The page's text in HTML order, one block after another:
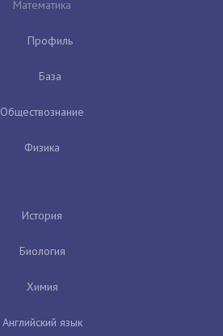
Математика
Профиль
База
Обществознание
Физика
История
Биология
Химия
Английский язык